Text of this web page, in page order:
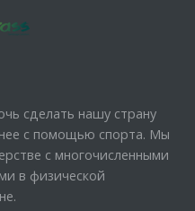
сделать нашу страну
с помощью спорта. Мы
с многочисленными
в физической